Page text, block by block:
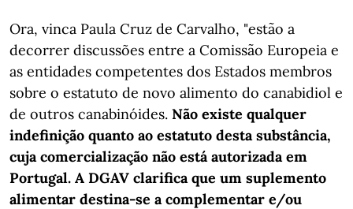
Ora, vinca Paula Cruz de Carvalho, "estão a
decorrer discussões entre a Comissão Europeia e
as entidades competentes dos Estados membros
sobre o estatuto de novo alimento do canabidiol e
de outros canabinóides. Não existe qualquer
indefinição quanto ao estatuto desta substância,
cuja comercialização não está autorizada em
Portugal. A DGAV clarifica que um suplemento
alimentar destina-se a complementar e/ou